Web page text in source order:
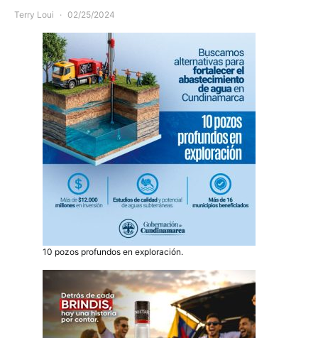
Terry Loui 02/25/2024
10 pozos profundos en exploración.